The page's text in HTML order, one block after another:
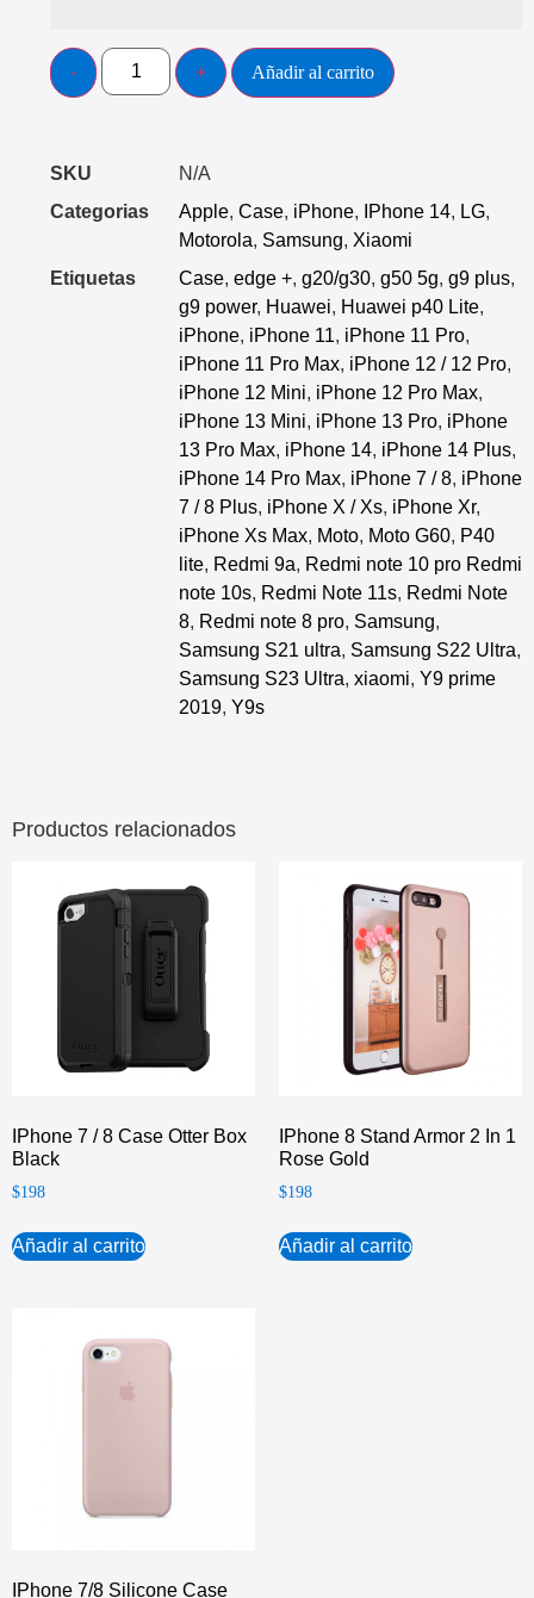
Añadir al carrito
SKU
N/A
Categorias
Apple, Case, iPhone, IPhone 14, LG,
Motorola, Samsung, Xiaomi
Etiquetas
Case, edge +, g20/g30, g50 5g, g9 plus,
g9 power, Huawei, Huawei p40 Lite,
iPhone, iPhone 11, iPhone 11 Pro,
iPhone 11 Pro Max, iPhone 12 / 12 Pro,
iPhone 12 Mini, iPhone 12 Pro Max,
iPhone 13 Mini, iPhone 13 Pro, iPhone
13 Pro Max, iPhone 14, iPhone 14 Plus,
iPhone 14 Pro Max, iPhone 7 / 8, iPhone
7 / 8 Plus, iPhone X / Xs, iPhone Xr,
iPhone Xs Max, Moto, Moto G60, P40
lite, Redmi 9a, Redmi note 10 pro Redmi
note 10s, Redmi Note 11s, Redmi Note
8, Redmi note 8 pro, Samsung,
Samsung S21 ultra, Samsung S22 Ultra,
Samsung S23 Ultra, xiaomi, Y9 prime
2019, Y9s
Productos relacionados
IPhone 7 / 8 Case Otter Box
Black
$198
Añadir al carrito
IPhone 8 Stand Armor 2 In 1
Rose Gold
$198
Añadir al carrito
IPhone 7/8 Silicone Case